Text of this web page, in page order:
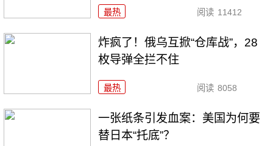
最热 阅读 11412
炸疯了！俄乌互掀“仓库战”，28
枚导弹全拦不住
最热 阅读 8058
一张纸条引发血案：美国为何要
替日本“托底”？